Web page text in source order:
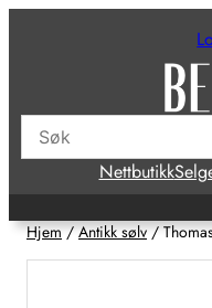
Nettbutikk
Hjem/Antikk sølv/